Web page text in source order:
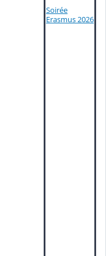
Soirée
Erasmus 2026